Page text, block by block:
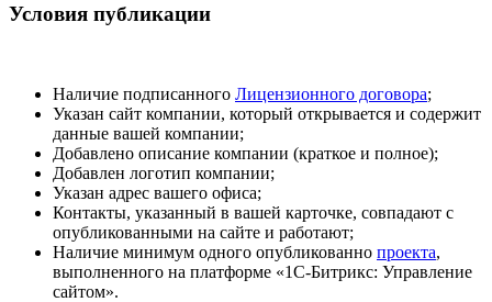
Условия публикации
Наличие подписанного Лицензионного договора;
Указан сайт компании, который открывается и содержит
данные вашей компании;
Добавлено описание компании (краткое и полное);
Добавлен логотип компании;
Указан адрес вашего офиса;
Контакты, указанный в вашей карточке, совпадают с
опубликованными на сайте и работают;
Наличие минимум одного опубликованно проекта,
выполненного на платформе «1С-Битрикс: Управление
сайтом».